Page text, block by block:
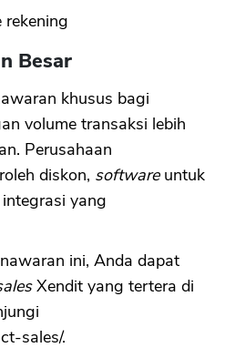
rekening
Besar
khusus bagi
volume transaksi lebih
Perusahaan
diskon, software untuk
yang
ini, Anda dapat
Xendit yang tertera di
sales/.